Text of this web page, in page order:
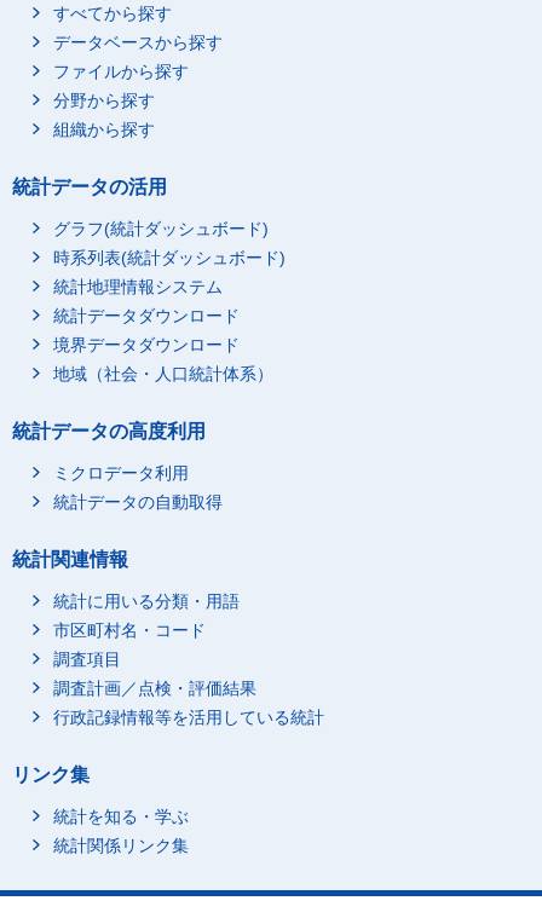
すべてから探す
データベースから探す
ファイルから探す
分野から探す
組織から探す
統計データの活用
グラフ(統計ダッシュボード)
時系列表(統計ダッシュボード)
統計地理情報システム
統計データダウンロード
境界データダウンロード
地域（社会・人口統計体系）
統計データの高度利用
ミクロデータ利用
統計データの自動取得
統計関連情報
統計に用いる分類・用語
市区町村名・コード
調査項目
調査計画／点検・評価結果
行政記録情報等を活用している統計
リンク集
統計を知る・学ぶ
統計関係リンク集